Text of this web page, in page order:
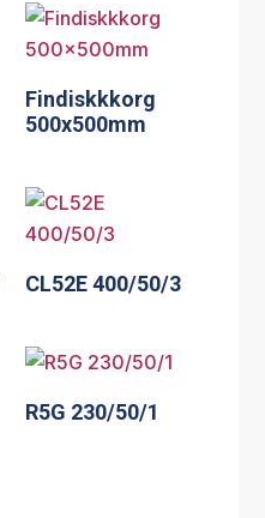
Findiskkkorg
500x500mm
CL52E 400/50/3
R5G 230/50/1